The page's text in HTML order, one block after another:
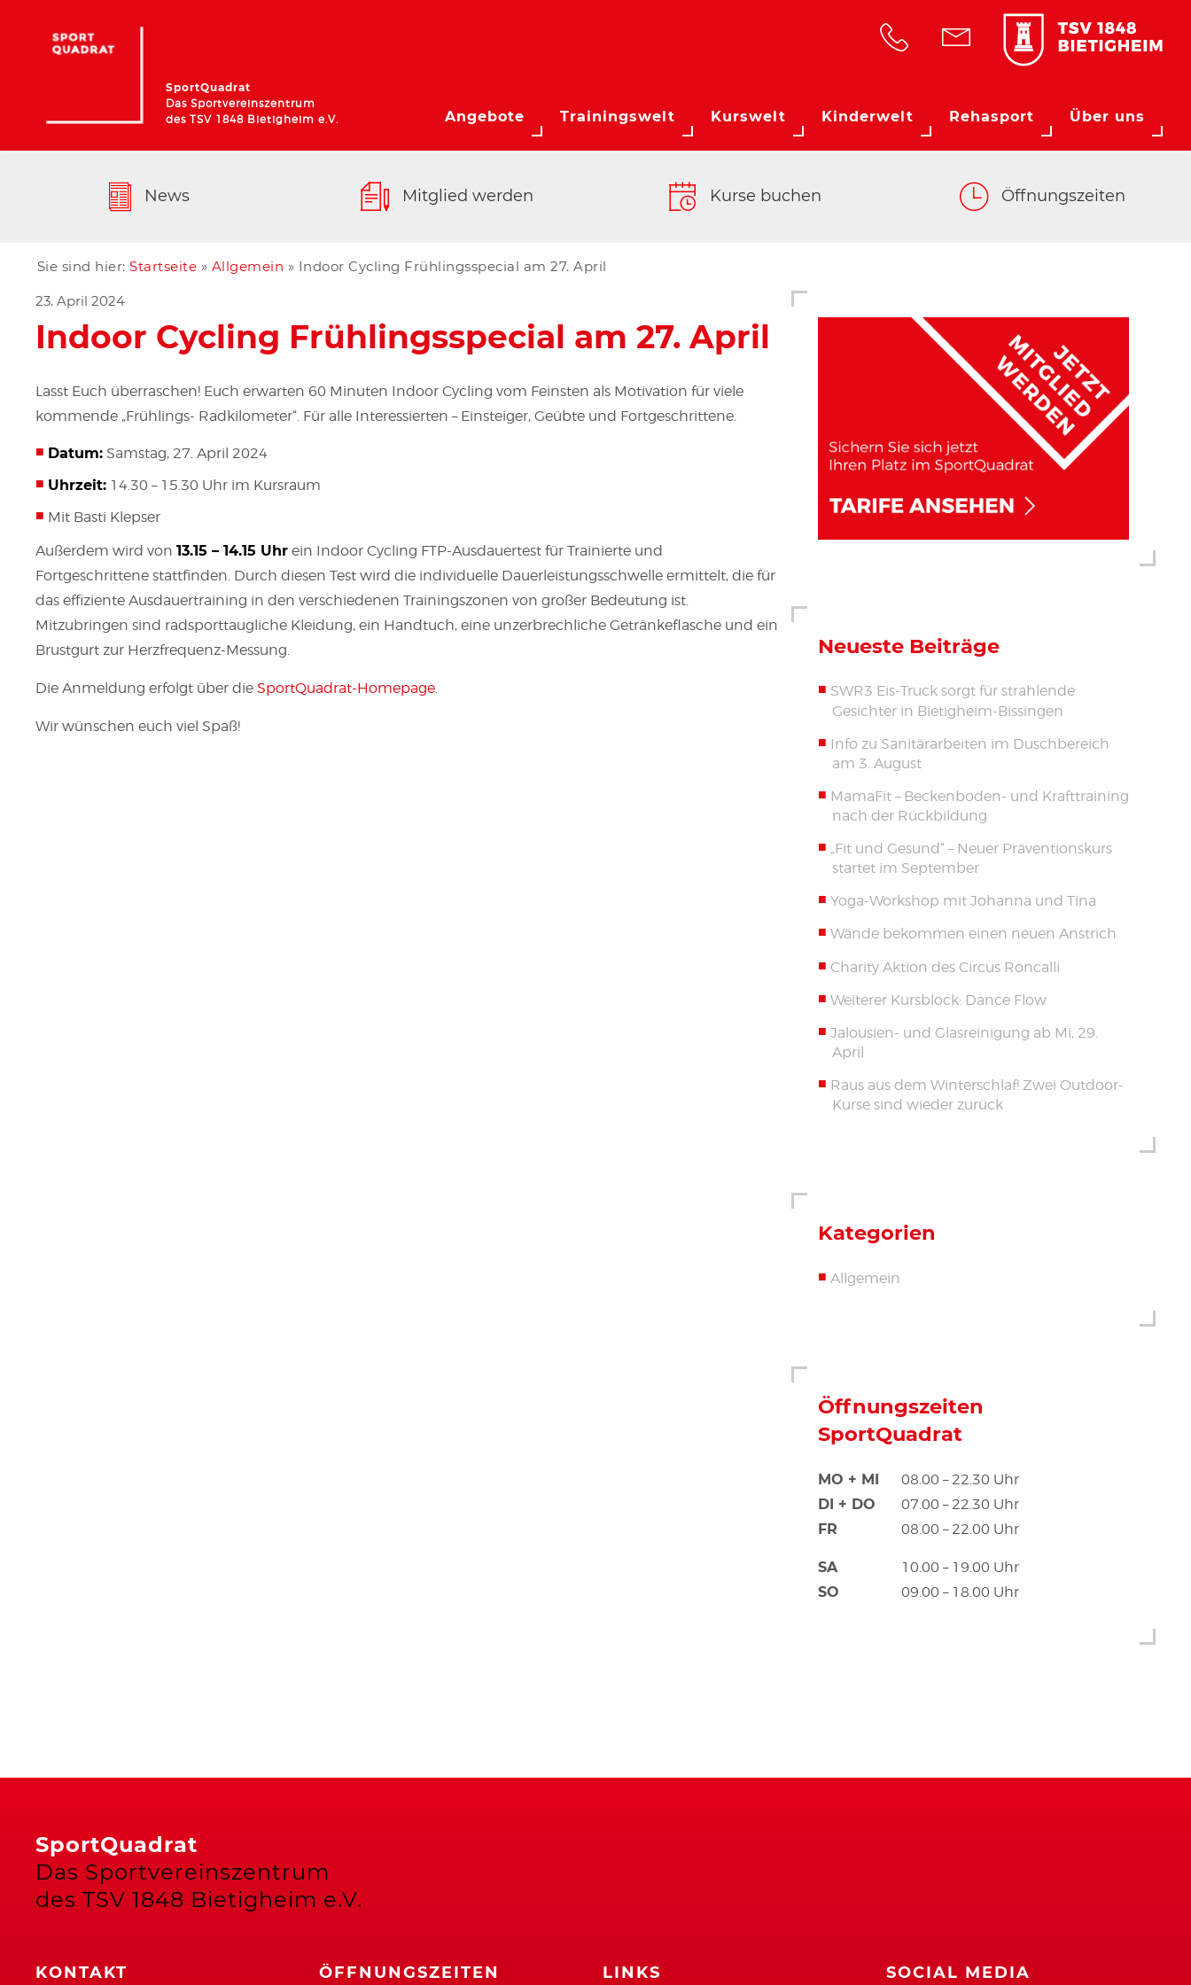
SportQuadrat
Das Sportvereinszentrum
des TSV 1848 Bietigheim e.V.
Angebote Trainingswelt Kurswelt Kinderwelt Rehasport Über uns
News Mitglied werden Kurse buchen Öffnungszeiten
Sie sind hier: Startseite » Allgemein » Indoor Cycling Frühlingsspecial am 27. April
23. April 2024
Indoor Cycling Frühlingsspecial am 27. April
Lasst Euch überraschen! Euch erwarten 60 Minuten Indoor Cycling vom Feinsten als Motivation für viele
kommende „Frühlings- Radkilometer“. Für alle Interessierten – Einsteiger, Geübte und Fortgeschrittene.
Datum:Samstag, 27. April 2024
Uhrzeit:14.30 – 15.30 Uhr im Kursraum
Mit Basti Klepser
Außerdem wird von 13.15 – 14.15 Uhrein Indoor Cycling FTP-Ausdauertest für Trainierte und
Fortgeschrittene stattfinden. Durch diesen Test wird die individuelle Dauerleistungsschwelle ermittelt, die für
das effiziente Ausdauertraining in den verschiedenen Trainingszonen von großer Bedeutung ist.
Mitzubringen sind radsporttaugliche Kleidung, ein Handtuch, eine unzerbrechliche Getränkeflasche und ein
Brustgurt zur Herzfrequenz-Messung.
Die Anmeldung erfolgt über die SportQuadrat-Homepage.
Wir wünschen euch viel Spaß!
Neueste Beiträge
SWR3 Eis-Truck sorgt für strahlende
Gesichter in Bietigheim-Bissingen
Info zu Sanitärarbeiten im Duschbereich
am 3. August
MamaFit – Beckenboden- und Krafttraining
nach der Rückbildung
„Fit und Gesund“ – Neuer Präventionskurs
startet im September
Yoga-Workshop mit Johanna und Tina
Wände bekommen einen neuen Anstrich
Charity Aktion des Circus Roncalli
Weiterer Kursblock: Dance Flow
Jalousien- und Glasreinigung ab Mi, 29.
April
Raus aus dem Winterschlaf! Zwei Outdoor-
Kurse sind wieder zurück
Kategorien
Allgemein
Öffnungszeiten
SportQuadrat
MO + MI
08.00 – 22.30 Uhr
DI + DO
07.00 – 22.30 Uhr
FR
08.00 – 22.00 Uhr
SA
10.00 – 19.00 Uhr
SO
09.00 – 18.00 Uhr
SportQuadrat
Das Sportvereinszentrum
des TSV 1848 Bietigheim e.V.
KONTAKT ÖFFNUNGSZEITEN LINKS SOCIAL MEDIA